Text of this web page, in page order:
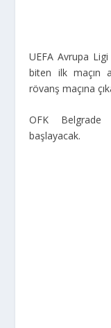
UEFA Avrupa
biten ilk maçın
rövanş maçına
OFK Belgrade
başlayacak.